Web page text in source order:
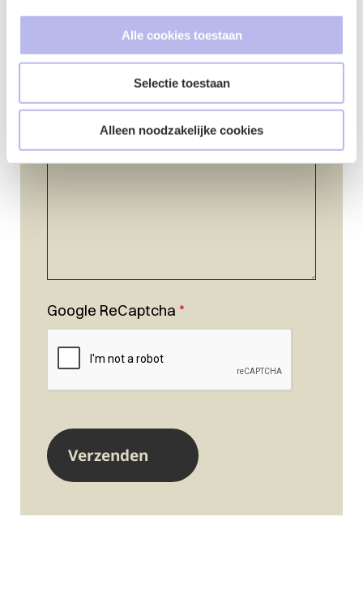
Alle cookies toestaan
Selectie toestaan
Alleen noodzakelijke cookies
Google ReCaptcha *